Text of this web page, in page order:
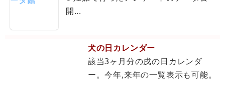
開...
犬の日カレンダー
該当3ヶ月分の戌の日カレンダ
ー。今年,来年の一覧表示も可能。